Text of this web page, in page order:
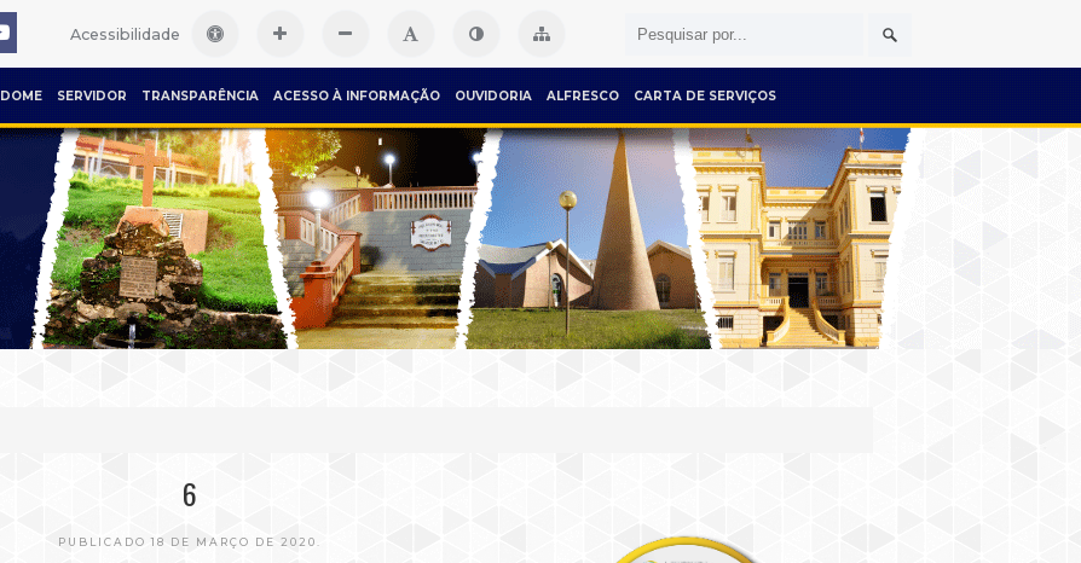
Acessibilidade
DOME SERVIDOR TRANSPARÊNCIA ACESSO À INFORMAÇÃO OUVIDORIA ALFRESCO CARTA DE SERVIÇOS
6
PUBLICADO 18 DE MARÇO DE 2020.